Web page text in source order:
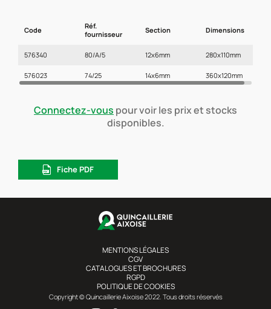
Code
Réf.
fournisseur
Section Dimensions
576340 80/A/5 12x6mm 280x110mm
576023 74/25 14x6mm 360x120mm
Connectez-vous pour voir les prix et stocks
disponibles.
Fiche PDF
MENTIONS LÉGALES
CGV
CATALOGUES ET BROCHURES
RGPD
POLITIQUE DE COOKIES
Copyright © Quincaillerie Aixoise 2022. Tous droits réservés